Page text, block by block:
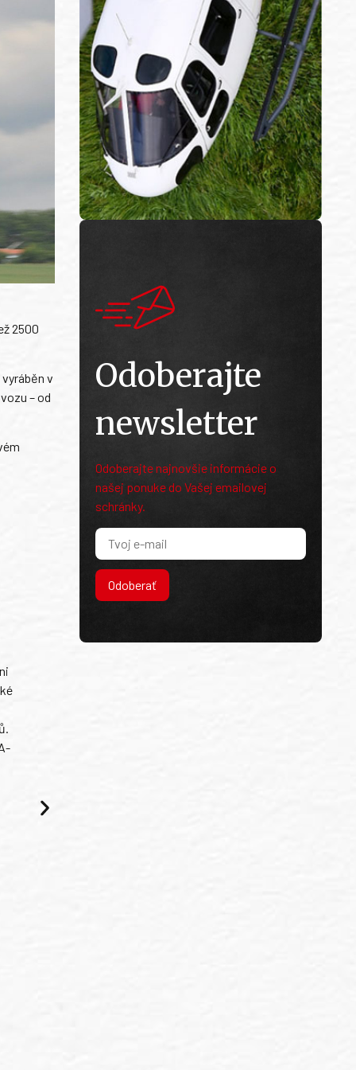
2500
v
– od
Odoberajte
newsletter
Odoberajte najnovšie informácie o
našej ponuke do Vašej emailovej
schránky.
Odoberať